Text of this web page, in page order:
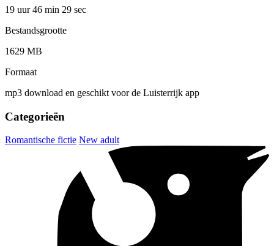
19 uur 46 min 29 sec
Bestandsgrootte
1629 MB
Formaat
mp3 download en geschikt voor de Luisterrijk app
Categorieën
Romantische fictie New adult